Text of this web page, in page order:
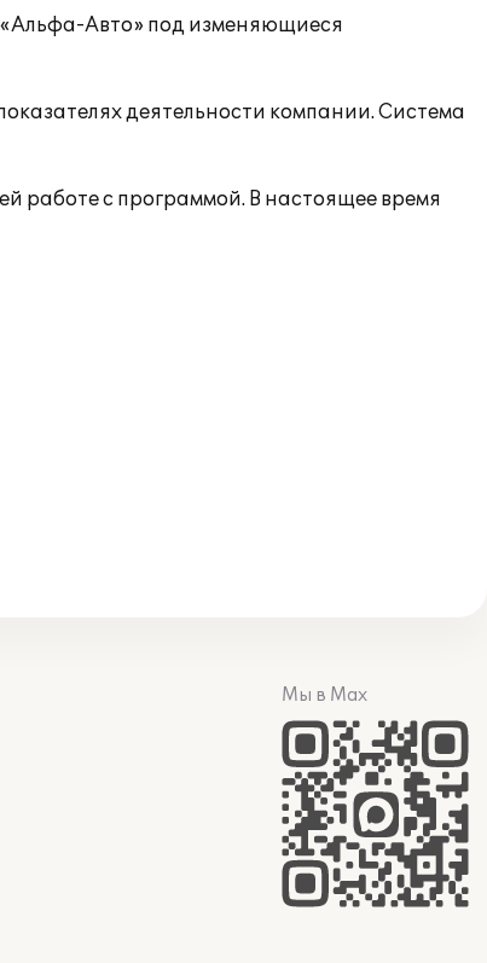
Авто» под изменяющиеся
деятельности компании. Система
работе с программой. В настоящее время
Мы в Max